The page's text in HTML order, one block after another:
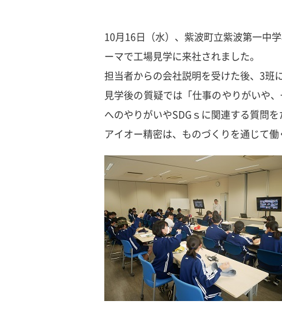
10月16日（水）、紫波町立紫波第一中
ーマで工場見学に来社されました。
担当者からの会社説明を受けた後、3班
見学後の質疑では「仕事のやりがいや
へのやりがいやSDGｓに関連する質問を
アイオー精密は、ものづくりを通じて